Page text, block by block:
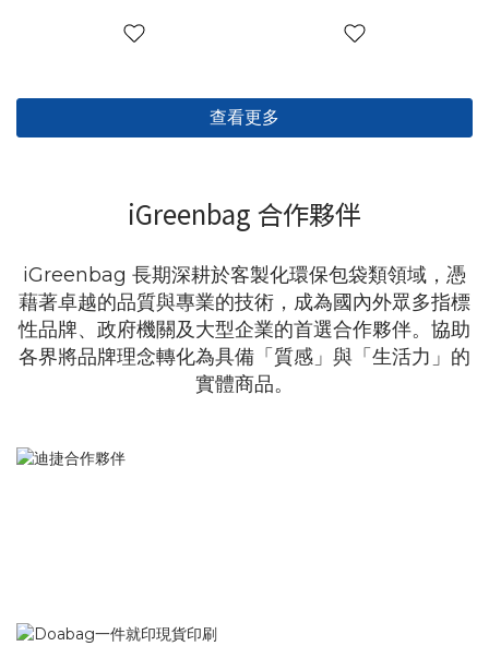
查看更多
iGreenbag 合作夥伴
iGreenbag 長期深耕於客製化環保包袋類領域，憑
藉著卓越的品質與專業的技術，成為國內外眾多指標
性品牌、政府機關及大型企業的首選合作夥伴。協助
各界將品牌理念轉化為具備「質感」與「生活力」的
實體商品。